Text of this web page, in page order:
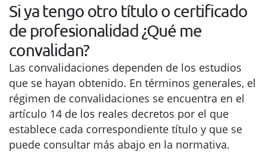
Si ya tengo otro título o certificado
de profesionalidad ¿Qué me
convalidan?
Las convalidaciones dependen de los estudios
que se hayan obtenido. En términos generales, el
régimen de convalidaciones se encuentra en el
artículo 14 de los reales decretos por el que
establece cada correspondiente título y que se
puede consultar más abajo en la normativa.